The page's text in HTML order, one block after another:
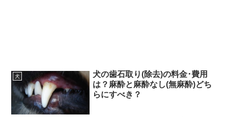
犬
犬の歯石取り(除去)の料金･費用
は？麻酔と麻酔なし(無麻酔)どち
らにすべき？